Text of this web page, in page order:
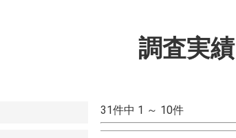
ー
調査実
31件中 1 ～ 10件